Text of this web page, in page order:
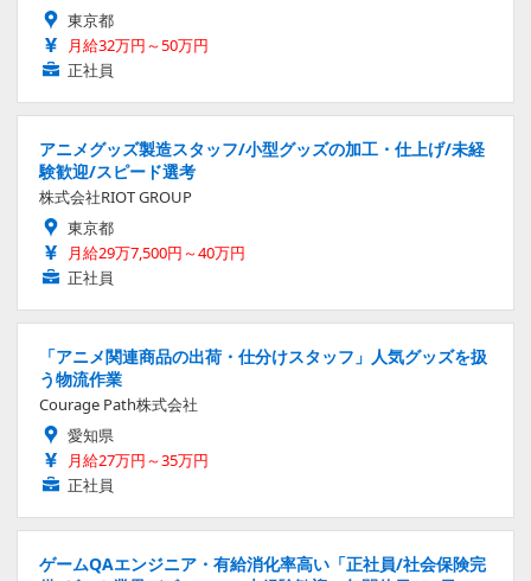
東京都
月給32万円～50万円
正社員
アニメグッズ製造スタッフ/小型グッズの加工・仕上げ/未経
験歓迎/スピード選考
株式会社RIOT GROUP
東京都
月給29万7,500円～40万円
正社員
「アニメ関連商品の出荷・仕分けスタッフ」人気グッズを扱
う物流作業
Courage Path株式会社
愛知県
月給27万円～35万円
正社員
ゲームQAエンジニア・有給消化率高い「正社員/社会保険完